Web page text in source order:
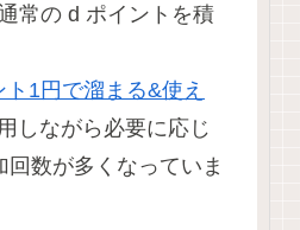
常の d ポイントを積
1円で溜まる&使え
しながら必要に応じ
数が多くなっていま